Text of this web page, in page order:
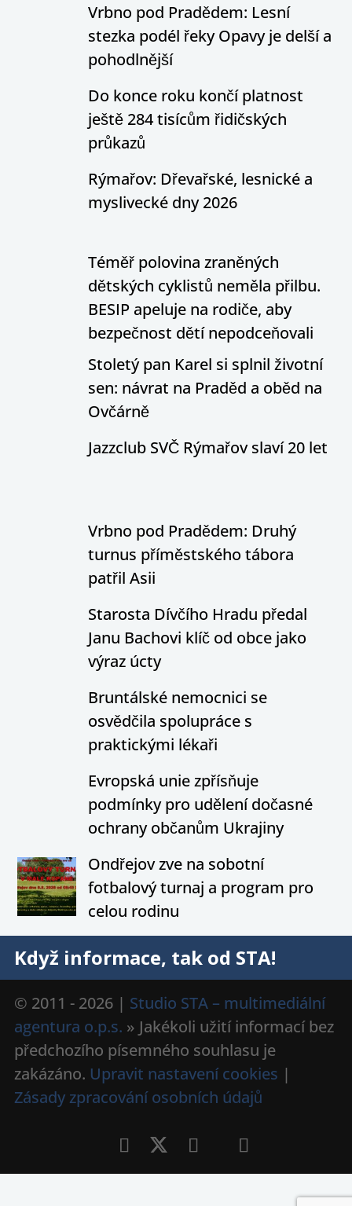
Vrbno pod Pradědem: Lesní
stezka podél řeky Opavy je delší a
pohodlnější
Do konce roku končí platnost
ještě 284 tisícům řidičských
průkazů
Rýmařov: Dřevařské, lesnické a
myslivecké dny 2026
Téměř polovina zraněných
dětských cyklistů neměla přilbu.
BESIP apeluje na rodiče, aby
bezpečnost dětí nepodceňovali
Stoletý pan Karel si splnil životní
sen: návrat na Praděd a oběd na
Ovčárně
Jazzclub SVČ Rýmařov slaví 20 let
Vrbno pod Pradědem: Druhý
turnus příměstského tábora
patřil Asii
Starosta Dívčího Hradu předal
Janu Bachovi klíč od obce jako
výraz úcty
Bruntálské nemocnici se
osvědčila spolupráce s
praktickými lékaři
Evropská unie zpřísňuje
podmínky pro udělení dočasné
ochrany občanům Ukrajiny
Ondřejov zve na sobotní
fotbalový turnaj a program pro
celou rodinu
Když informace, tak od STA!
© 2011 - 2026 | Studio STA – multimediální
agentura o.p.s. » Jakékoli užití informací bez
předchozího písemného souhlasu je
zakázáno. Upravit nastavení cookies |
Zásady zpracování osobních údajů